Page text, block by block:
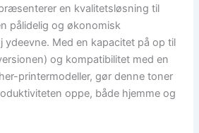
en kvalitetsløsning til
pålidelig og økonomisk
ydeevne. Med en kapacitet på op til
og kompatibilitet med en
printermodeller, gør denne toner
oppe, både hjemme og